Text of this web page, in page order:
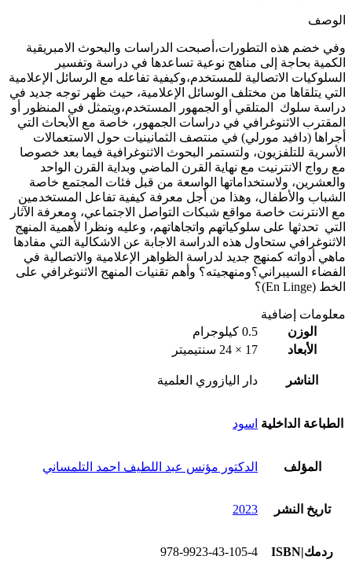
الوصف
وفي خضم هذه التطورات،أصبحت الدراسات والبحوث الامبريقية
الكمية بحاجة إلى مناهج نوعية تساعدها في دراسة وتفسير
السلوكيات الاتصالية للمستخدم،وكيفية تفاعله مع الرسائل الإعلامية
التي يتلقاها من مختلف الوسائل الإعلامية، حيث ظهر توجه جديد في
دراسة سلوك المتلقي أو الجمهور المستخدم،ويتمثل في المنظور أو
المقترب الاثنوغرافي في دراسات الجمهور، خاصة مع الأبحاث التي
أجراها (دافيد مورلي) في منتصف الثمانينيات حول الاستعمالات
الأسرية للتلفزيون، ولتستمر البحوث الاثنوغرافية فيما بعد خصوصا
مع رواج الانترنيت مع نهاية القرن الماضي وبداية القرن الواحد
والعشرين، ولاستخداماتها الواسعة من قبل فئات المجتمع خاصة
الشباب والأطفال، وهذا من أجل معرفة كيفية تفاعل المستخدمين
مع الانترنت خاصة مواقع شبكات التواصل الاجتماعي، ومعرفة الآثار
التي تحدثها على سلوكياتهم واتجاهاتهم، وعليه ونظرا لأهمية المنهج
الاثنوغرافي ستحاول هذه الدراسة الاجابة عن الاشكالية التي مفادها
ماهي أدواته كمنهج جديد لدراسة الظواهر الإعلامية والاتصالية في
الفضاء السيبراني؟ومنهجيته؟ وأهم تقنيات المنهج الاثنوغرافي على
الخط (En Linge)؟
معلومات إضافية
الوزن
0.5 كيلوجرام
الأبعاد
17 × 24 سنتيميتر
الناشر دار اليازوري العلمية
الطباعة الداخلية اسود
المؤلف الدكتور مؤنس عبد اللطيف احمد التلمساني
تاريخ النشر 2023
ردمك|ISBN 978-9923-43-105-4